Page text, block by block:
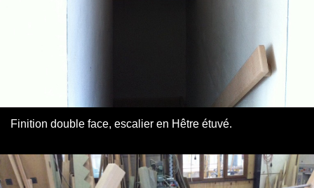
Finition double face, escalier en Hêtre étuvé.